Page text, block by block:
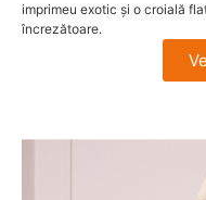
imprimeu exotic și o croială
încrezătoare.